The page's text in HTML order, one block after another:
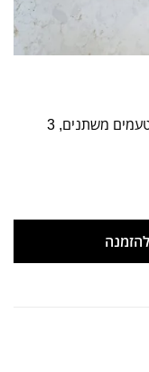
4 מיני קוקיז, 5 אוזני המן, 5 כדורי שוקולד בטעמים משתנים, 3